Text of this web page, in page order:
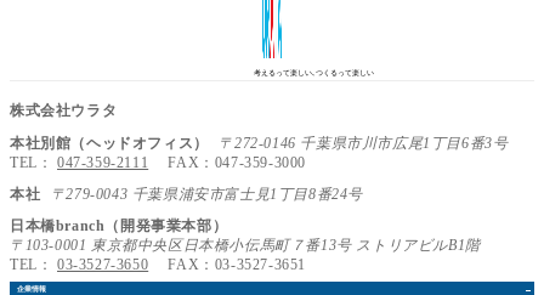
考えるって楽しい､つくるって楽しい
株式会社ウラタ
本社別館（ヘッドオフィス）
〒272-0146 千葉県市川市広尾1丁目6番3号
TEL： 047-359-2111 FAX：047-359-3000
本社
〒279-0043 千葉県浦安市富士見1丁目8番24号
日本橋branch（開発事業本部）
〒103-0001 東京都中央区日本橋小伝馬町７番13号 ストリアビルB1階
TEL： 03-3527-3650 FAX：03-3527-3651
企業情報